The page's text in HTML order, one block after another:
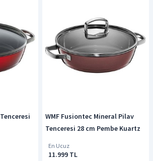
WMF Fusiontec Mineral Pilav
Tenceresi 28 cm Pembe Kuartz
En Ucuz
11.999 TL